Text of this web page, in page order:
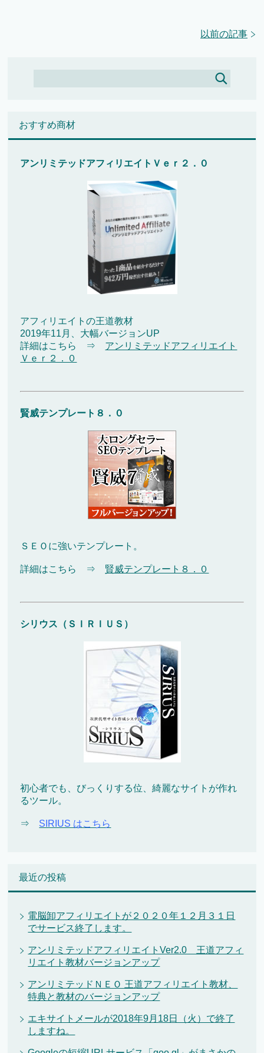
以前の記事
おすすめ商材
アンリミテッドアフィリエイトＶｅｒ２．０
アフィリエイトの王道教材
2019年11月、大幅バージョンUP
詳細はこちら ⇒ アンリミテッドアフィリエイト
Ｖｅｒ２．０
賢威テンプレート８．０
ＳＥＯに強いテンプレート。
詳細はこちら ⇒ 賢威テンプレート８．０
シリウス（ＳＩＲＩＵＳ）
初心者でも、びっくりする位、綺麗なサイトが作れ
るツール。
⇒ SIRIUS はこちら
最近の投稿
電脳卸アフィリエイトが２０２０年１２月３１日
でサービス終了します。
アンリミテッドアフィリエイトVer2.0 王道アフィ
リエイト教材バージョンアップ
アンリミテッドＮＥＯ 王道アフィリエイト教材、
特典と教材のバージョンアップ
エキサイトメールが2018年9月18日（火）で終了
しますね。